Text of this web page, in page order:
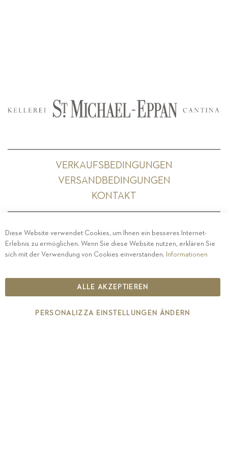
VERKAUFSBEDINGUNGEN
VERSANDBEDINGUNGEN
KONTAKT
PRIVACY-IMPRESSUM- COOKIE POLICY-
ETHISCHER KODEX
IT00126670215
Diese Website verwendet Cookies, um Ihnen ein besseres Internet-
Erlebnis zu ermöglichen. Wenn Sie diese Website nutzen, erklären Sie
sich mit der Verwendung von Cookies einverstanden. Informationen
ALLE AKZEPTIEREN
PERSONALIZZA EINSTELLUNGEN ÄNDERN